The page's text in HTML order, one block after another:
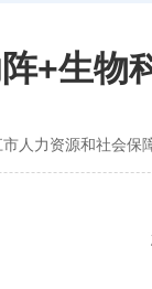
+生物
人力资源和社会保